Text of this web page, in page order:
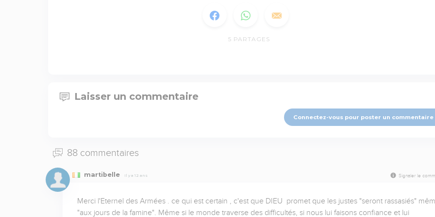
5 PARTAGES
Laisser un commentaire
Connectez-vous pour poster un commentaire
88 commentaires
martibelle Il y a 12 ans Signaler le
Merci l'Eternel des Armées . ce qui est certain , c'est que DIEU  promet que les justes "seront rassasiés"
"aux jours de la famine". Même si le monde traverse des difficultés, si nous lui faisons confiance et lui